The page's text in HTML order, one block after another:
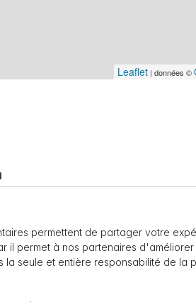
Leaflet | données ©
permettent de partager votre
il permet à nos partenaires
la seule et entière responsabilité de la